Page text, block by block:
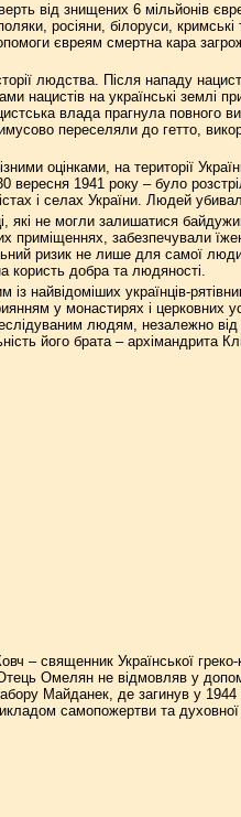
від знищених 6 мільйонів
росіяни, білоруси, кримські
євреям смертна кара
людства. Після нападу
нацистів на українські
влада прагнула повного
переселяли до гетто,
оцінками, на території
1941 року – було
і селах України. Людей
які не могли залишатися
приміщеннях, забезпечували
ризик не лише для самої
користь добра та людяності.
найвідоміших українців-
у монастирях і церковних
людям, незалежно від
його брата – архімандрита
– священник Української
Омелян не відмовляв у
Майданек, де загинув у
самопожертви та